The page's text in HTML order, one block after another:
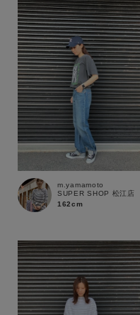
性別
MENS
カテゴリ
サイズ
ブランド
m.yamamoto
SUPER SHOP 松江店
162cm